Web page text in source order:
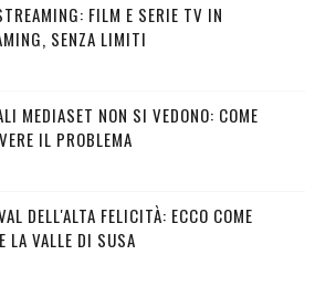
FILM E SERIE TV IN
SENZA LIMITI
MEDIASET NON SI VEDONO: COME
IL PROBLEMA
DELL'ALTA FELICITÀ: ECCO COME
LA VALLE DI SUSA